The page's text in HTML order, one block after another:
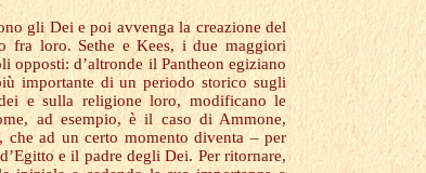
gli Dei e poi avvenga la creazione del
fra loro. Sethe e Kees, i due maggiori
opposti: d’altronde il Pantheon egiziano
importante di un periodo storico sugli
e sulla religione loro, modificano le
ad esempio, è il caso di Ammone,
che ad un certo momento diventa – per
e il padre degli Dei. Per ritornare,